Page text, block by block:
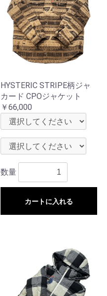
HYSTERIC STRIPE柄ジャ
カード CPOジャケット
￥66,000
数量
カートに入れる